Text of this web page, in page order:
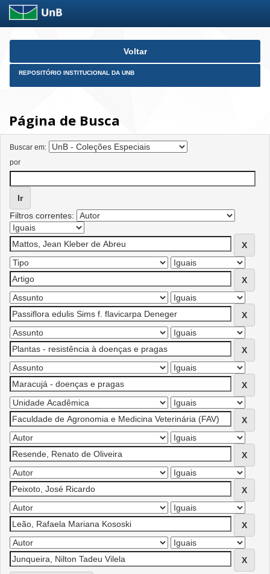
Skip
Voltar
REPOSITÓRIO INSTITUCIONAL DA UNB
Página de Busca
Buscar em:
por
Filtros correntes: